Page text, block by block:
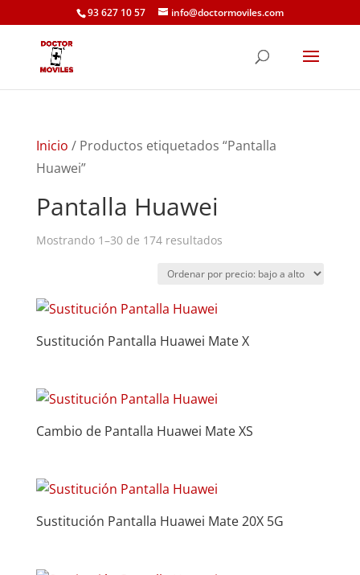
93 627 10 57 info@doctormoviles.com
Inicio / Productos etiquetados “Pantalla
Huawei”
Pantalla Huawei
Mostrando 1–30 de 174 resultadosOrdenado
precio:
Sustitución Pantalla Huawei Mate X
Cambio de Pantalla Huawei Mate XS
Sustitución Pantalla Huawei Mate 20X 5G